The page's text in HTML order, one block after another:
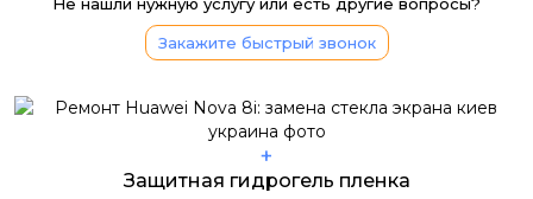
Закажите быстрый звонок
+
Защитная гидрогель пленка